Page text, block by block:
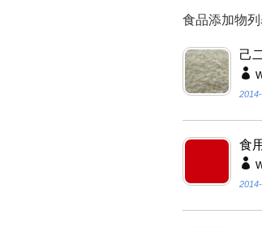
食品添加物列
己
食